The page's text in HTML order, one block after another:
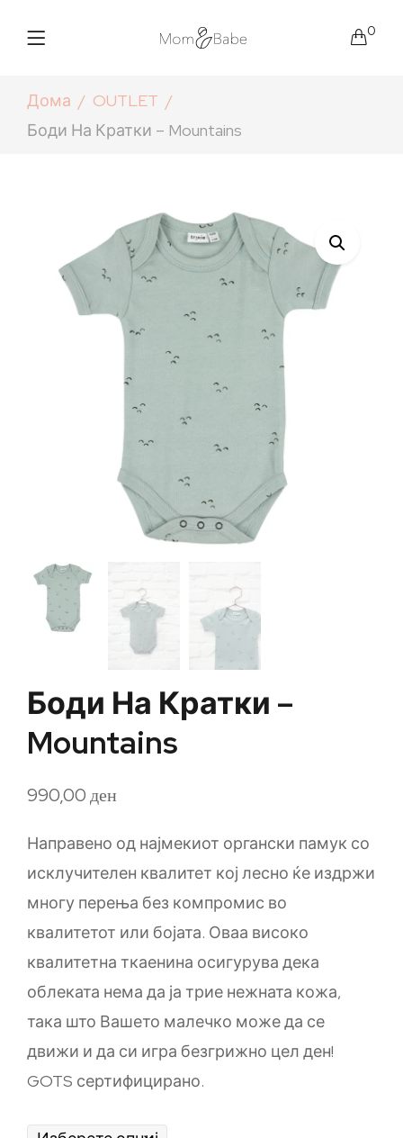
0
Дома
OUTLET
Боди На Кратки – Mountains
Боди На Кратки –
Mountains
990,00ден
Направено од најмекиот органски памук со
исклучителен квалитет кој лесно ќе издржи
многу перења без компромис во
квалитетот или бојата. Оваа високо
квалитетна ткаенина осигурува дека
облеката нема да ја трие нежната кожа,
така што Вашето малечко може да се
движи и да си игра безгрижно цел ден!
GOTS сертифицирано.